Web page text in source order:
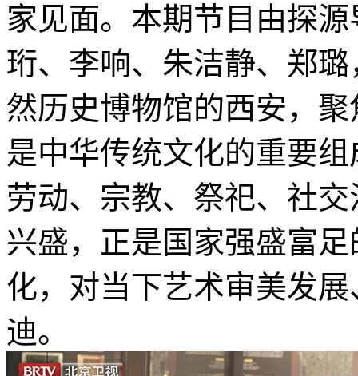
家见面。本期节目由探
珩、李响、朱洁静、郑
然历史博物馆的西安，
是中华传统文化的重要
劳动、宗教、祭祀、社
兴盛，正是国家强盛富
化，对当下艺术审美发
迪。